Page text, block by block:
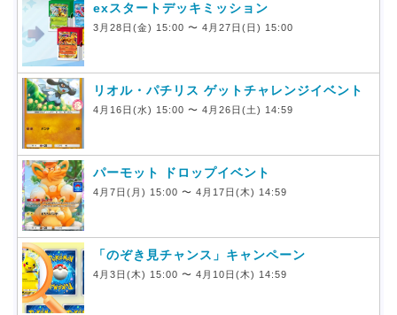
exスタートデッキミッション
3月28日(金) 15:00 〜 4月27日(日) 15:00
リオル・パチリス ゲットチャレンジイベント
4月16日(水) 15:00 〜 4月26日(土) 14:59
パーモット ドロップイベント
4月7日(月) 15:00 〜 4月17日(木) 14:59
「のぞき見チャンス」キャンペーン
4月3日(木) 15:00 〜 4月10日(木) 14:59